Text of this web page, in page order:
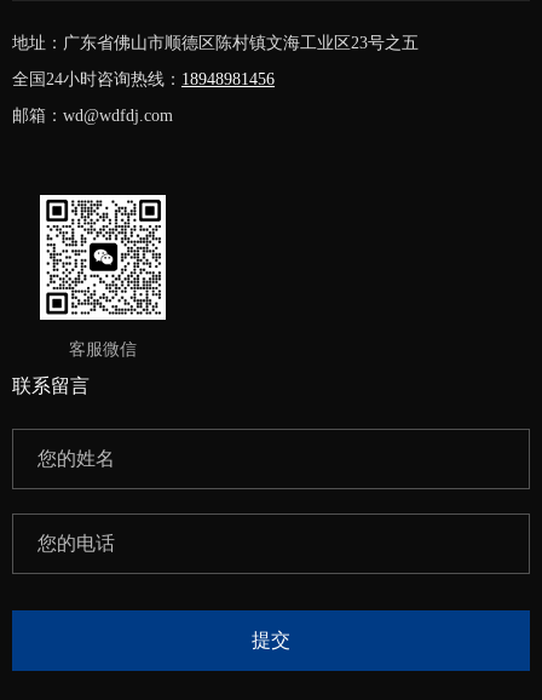
地址：广东省佛山市顺德区陈村镇文海工业区23号之五
全国24小时咨询热线： 18948981456
邮箱：wd@wdfdj.com
客服微信
联系留言